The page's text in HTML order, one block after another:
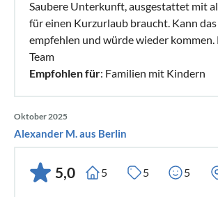
Saubere Unterkunft, ausgestattet mit
für einen Kurzurlaub braucht. Kann
empfehlen und würde wieder kommen.
Team
Empfohlen für: Familien mit Kindern
Oktober 2025
Alexander M. aus Berlin
5,0 5 5 5